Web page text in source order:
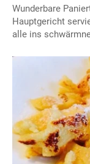
Wunderbare
Hauptgericht
alle ins